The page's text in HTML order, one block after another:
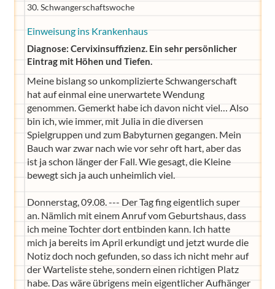
30. Schwangerschaftswoche
Einweisung ins Krankenhaus
Diagnose: Cervixinsuffizienz. Ein sehr persönlicher
Eintrag mit Höhen und Tiefen.
Meine bislang so unkomplizierte Schwangerschaft
hat auf einmal eine unerwartete Wendung
genommen. Gemerkt habe ich davon nicht viel… Also
bin ich, wie immer, mit Julia in die diversen
Spielgruppen und zum Babyturnen gegangen. Mein
Bauch war zwar nach wie vor sehr oft hart, aber das
ist ja schon länger der Fall. Wie gesagt, die Kleine
bewegt sich ja auch unheimlich viel.
Donnerstag, 09.08. --- Der Tag fing eigentlich super
an. Nämlich mit einem Anruf vom Geburtshaus, dass
ich meine Tochter dort entbinden kann. Ich hatte
mich ja bereits im April erkundigt und jetzt wurde die
Notiz doch noch gefunden, so dass ich nicht mehr auf
der Warteliste stehe, sondern einen richtigen Platz
habe. Das wäre übrigens mein eigentlicher Aufhänger